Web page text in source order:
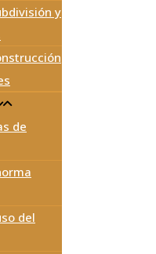
y
de
del